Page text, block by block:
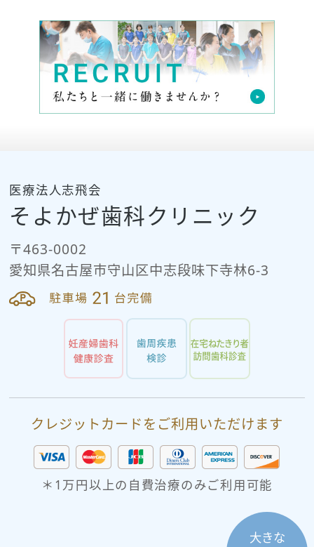
医療法人志飛会
そよかぜ歯科クリニック
〒463-0002
愛知県名古屋市守山区中志段味下寺林6-3
クレジットカードをご利用いただけます
＊1万円以上の自費治療のみご利用可能
大きな